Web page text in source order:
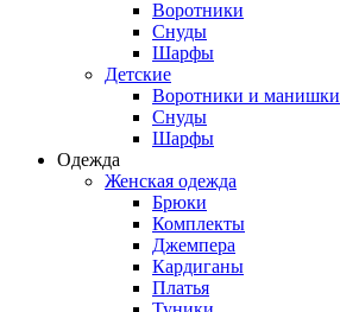
Воротники
Снуды
Шарфы
Детские
Воротники и манишки
Снуды
Шарфы
Одежда
Женская одежда
Брюки
Комплекты
Джемпера
Кардиганы
Платья